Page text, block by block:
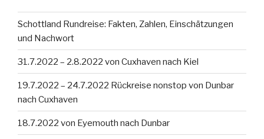
Schottland Rundreise: Fakten, Zahlen, Einschätzungen
und Nachwort
31.7.2022 – 2.8.2022 von Cuxhaven nach Kiel
19.7.2022 – 24.7.2022 Rückreise nonstop von Dunbar
nach Cuxhaven
18.7.2022 von Eyemouth nach Dunbar